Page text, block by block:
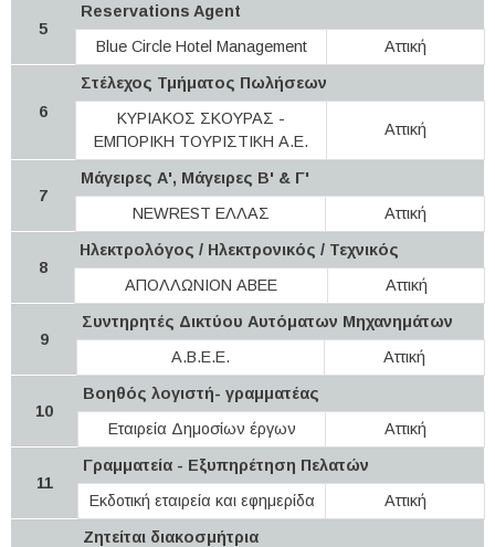
5
Reservations Agent
Blue Circle Hotel Management
Αττική
6
Στέλεχος Τμήματος Πωλήσεων
ΚΥΡΙΑΚΟΣ ΣΚΟΥΡΑΣ -
ΕΜΠΟΡΙΚΗ ΤΟΥΡΙΣΤΙΚΗ Α.Ε.
Αττική
7
Μάγειρες Α', Μάγειρες Β' & Γ'
NEWREST ΕΛΛΑΣ
Αττική
8
Ηλεκτρολόγος / Ηλεκτρονικός / Τεχνικός
ΑΠΟΛΛΩΝΙΟΝ ΑΒΕΕ
Αττική
9
Συντηρητές Δικτύου Αυτόματων Μηχανημάτων
Α.Β.Ε.Ε.
Αττική
10
Βοηθός λογιστή- γραμματέας
Εταιρεία Δημοσίων έργων
Αττική
11
Γραμματεία - Εξυπηρέτηση Πελατών
Εκδοτική εταιρεία και εφημερίδα
Αττική
Ζητείται διακοσμήτρια